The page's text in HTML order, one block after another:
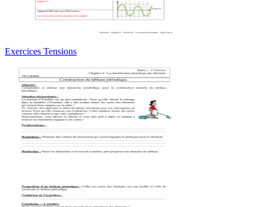
Exercices Tensions